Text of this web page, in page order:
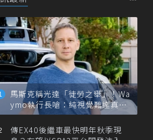
馬斯克稱光達「徒勞之舉」！Wa
ymo執行長嗆：純視覺難達真正
自動駕駛
傳EX40後繼車最快明年秋季現